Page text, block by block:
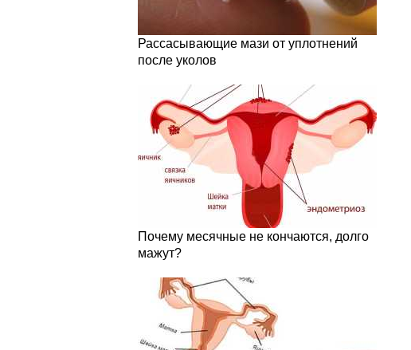
Рассасывающие мази от уплотнений
после уколов
Почему месячные не кончаются, долго
мажут?